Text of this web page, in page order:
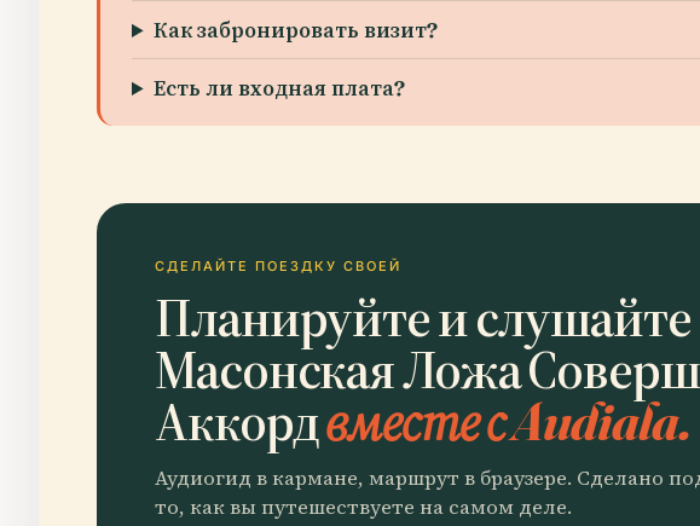
Как забронировать визит?
Есть ли входная плата?
СДЕЛАЙТЕ ПОЕЗДКУ СВОЕЙ
Планируйте и слушайте
Масонская Ложа
Аккордвместе с Audiala.
Аудиогид в кармане, маршрут в браузере. Сделано
то, как вы путешествуете на самом деле.